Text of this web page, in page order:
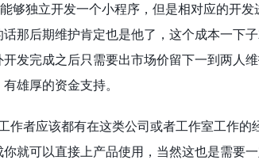
够独立开发一个小程序，但是相对应的开发
那后期维护肯定也是他了，这个成本一下
发完成之后只需要出市场价留下一到两人
雄厚的资金支持。
作者应该都有在这类公司或者工作室工作的
就可以直接上产品使用，当然这也是需要一